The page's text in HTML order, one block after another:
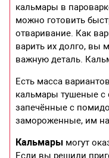
кальмары в
можно готовить
отваривание. Как
варить их долго, вы
важную деталь.
Есть масса
кальмары тушеные
запечённые с
замороженные, им
Кальмары могут
Если вы решили